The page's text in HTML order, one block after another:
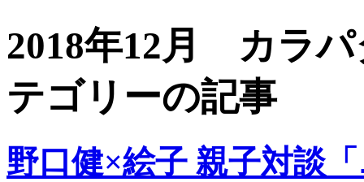
2018年12月 カラパ
テゴリーの記事
野口健×絵子 親子対談